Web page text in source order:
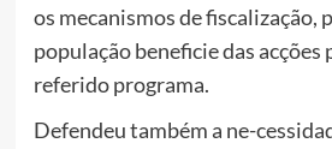
os mecanismos de fiscalização,
população beneficie das acções
referido programa.
Defendeu também a ne-